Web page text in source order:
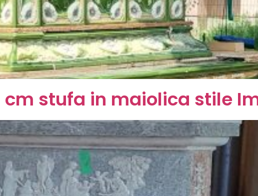
stufa in maiolica stile